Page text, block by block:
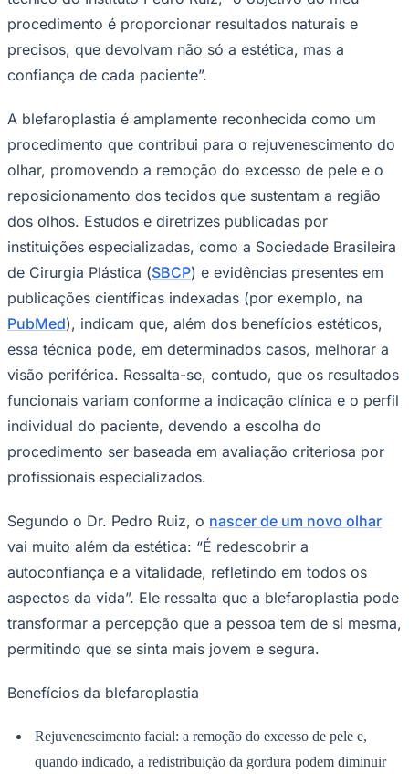
Vitória
precisos, que devolvam não só a estética, mas a
confiança de cada paciente”.
A blefaroplastia é amplamente reconhecida como um
olhar, promovendo a remoção do excesso de pele e o
reposicionamento dos tecidos que sustentam a região
dos olhos. Estudos e diretrizes publicadas por
instituições especializadas, como a Sociedade Brasileira
de Cirurgia Plástica ( SBCP ) e evidências presentes em
publicações científicas indexadas (por exemplo, na
PubMed), indicam que, além dos benefícios estéticos,
essa técnica pode, em determinados casos, melhorar a
visão periférica. Ressalta-se, contudo, que os resultados
funcionais variam conforme a indicação clínica e o perfil
individual do paciente, devendo a escolha do
procedimento ser baseada em avaliação criteriosa por
profissionais especializados.
Segundo o Dr. Pedro Ruiz, o
autoconfiança e a vitalidade, refletindo em todos os
aspectos da vida”. Ele ressalta que a blefaroplastia pode
transformar a percepção que a pessoa tem de si mesma,
permitindo que se sinta mais jovem e segura.
Benefícios da blefaroplastia
Rejuvenescimento facial: a remoção do excesso de pele e,
rugas, bolsas e linhas de expressão, resultando em uma